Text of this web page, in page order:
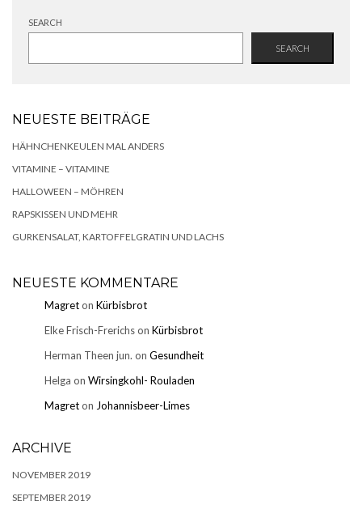
SEARCH
SEARCH
NEUESTE BEITRÄGE
HÄHNCHENKEULEN MAL ANDERS
VITAMINE – VITAMINE
HALLOWEEN – MÖHREN
RAPSKISSEN UND MEHR
GURKENSALAT, KARTOFFELGRATIN UND LACHS
NEUESTE KOMMENTARE
Magreton Kürbisbrot
Elke Frisch-Frerichson Kürbisbrot
Herman Theen jun. on Gesundheit
Helga on Wirsingkohl- Rouladen
Magreton Johannisbeer-Limes
ARCHIVE
NOVEMBER 2019
SEPTEMBER 2019